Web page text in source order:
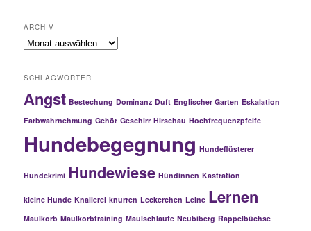
ARCHIV
Archiv
SCHLAGWÖRTER
Angst Bestechung Dominanz Duft Englischer Garten Eskalation
Farbwahrnehmung Gehör Geschirr Hirschau Hochfrequenzpfeife
Hundebegegnung Hundeflüsterer
Hundekrimi Hundewiese Hündinnen Kastration
kleine Hunde Knallerei knurren Leckerchen Leine Lernen
Maulkorb Maulkorbtraining Maulschlaufe Neubiberg Rappelbüchse